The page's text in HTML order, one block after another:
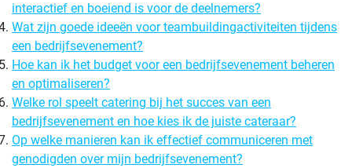
interactief en boeiend is voor de deelnemers?
Wat zijn goede ideeën voor teambuildingactiviteiten tijdens
een bedrijfsevenement?
Hoe kan ik het budget voor een bedrijfsevenement beheren
en optimaliseren?
Welke rol speelt catering bij het succes van een
bedrijfsevenement en hoe kies ik de juiste cateraar?
Op welke manieren kan ik effectief communiceren met
genodigden over mijn bedrijfsevenement?